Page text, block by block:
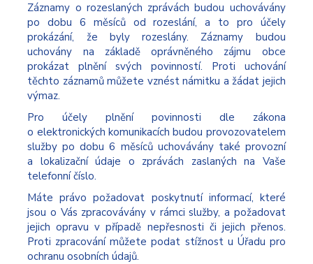
Záznamy o rozeslaných zprávách budou uchovávány
po dobu 6 měsíců od rozeslání, a to pro účely
prokázání, že byly rozeslány. Záznamy budou
uchovány na základě oprávněného zájmu obce
prokázat plnění svých povinností. Proti uchování
těchto záznamů můžete vznést námitku a žádat jejich
výmaz.
Pro účely plnění povinnosti dle zákona
o elektronických komunikacích budou provozovatelem
služby po dobu 6 měsíců uchovávány také provozní
a lokalizační údaje o zprávách zaslaných na Vaše
telefonní číslo.
Máte právo požadovat poskytnutí informací, které
jsou o Vás zpracovávány v rámci služby, a požadovat
jejich opravu v případě nepřesnosti či jejich přenos.
Proti zpracování můžete podat stížnost u Úřadu pro
ochranu osobních údajů.